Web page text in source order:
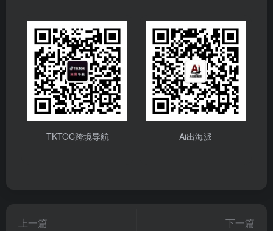
TKTOC跨境导航 Ai出海派
上一篇 下一篇